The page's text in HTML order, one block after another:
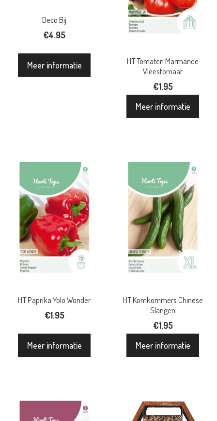
Deco Bij
€4.95
Meer informatie
HT Tomaten Marmande
Vleestomaat
€1.95
Meer informatie
HT Paprika Yolo Wonder
€1.95
Meer informatie
HT Komkommers Chinese
Slangen
€1.95
Meer informatie